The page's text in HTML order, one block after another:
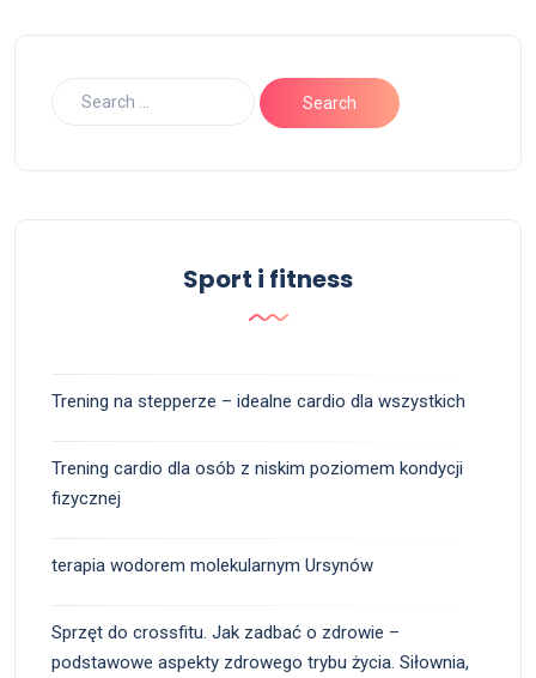
Sport i fitness
Trening na stepperze – idealne cardio dla wszystkich
Trening cardio dla osób z niskim poziomem kondycji
fizycznej
terapia wodorem molekularnym Ursynów
Sprzęt do crossfitu. Jak zadbać o zdrowie –
podstawowe aspekty zdrowego trybu życia. Siłownia,